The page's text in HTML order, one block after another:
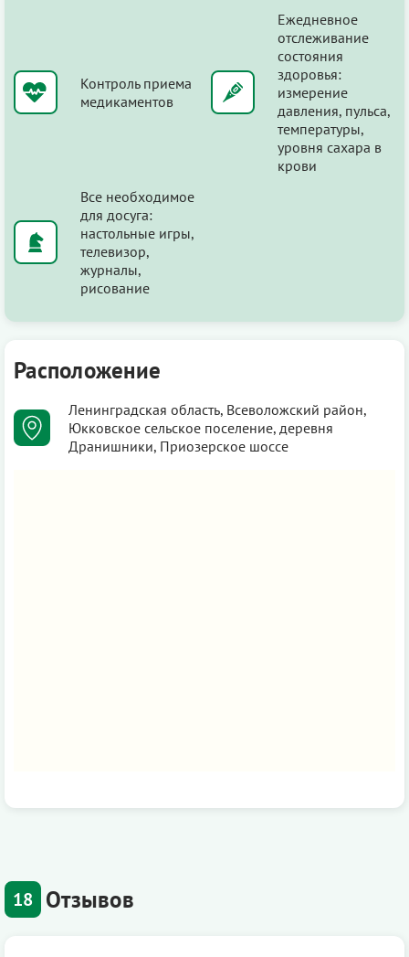
Контроль приема
медикаментов
Ежедневное
отслеживание
состояния
здоровья:
измерение
давления, пульса,
температуры,
уровня сахара в
крови
Все необходимое
для досуга:
настольные игры,
телевизор,
журналы,
рисование
Расположение
Ленинградская область, Всеволожский район,
Юкковское сельское поселение, деревня
Дранишники, Приозерское шоссе
18 Отзывов